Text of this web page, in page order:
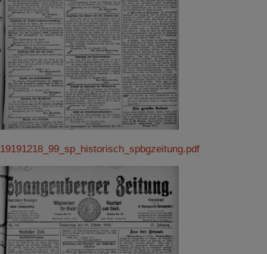
19191218_99_sp_historisch_spbgzeitung.pdf